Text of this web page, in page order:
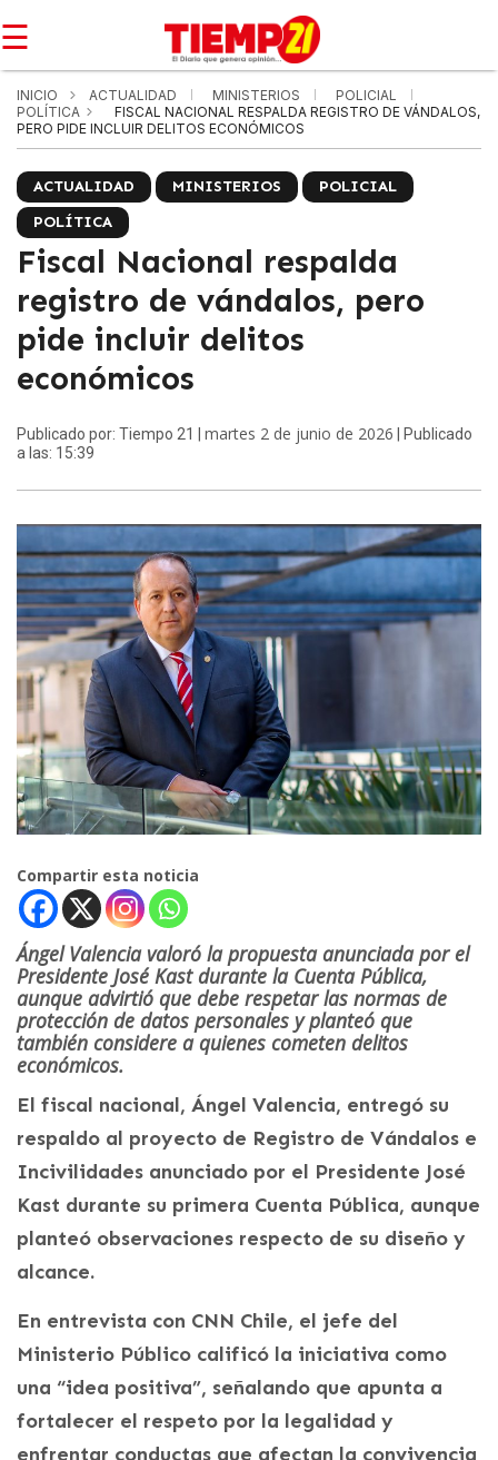
☰
INICIO ACTUALIDAD MINISTERIOS
POLICIAL
POLÍTICA
FISCAL NACIONAL RESPALDA REGISTRO DE VÁNDALOS,
PERO PIDE INCLUIR DELITOS ECONÓMICOS
ACTUALIDAD MINISTERIOS
POLICIAL
POLÍTICA
Fiscal Nacional respalda
registro de vándalos, pero
pide incluir delitos
económicos
Publicado por: Tiempo 21 | martes 2 de junio de 2026 | Publicado
a las: 15:39
Compartir esta noticia
Ángel Valencia valoró la propuesta anunciada por el
Presidente José Kast durante la Cuenta Pública,
aunque advirtió que debe respetar las normas de
protección de datos personales y planteó que
también considere a quienes cometen delitos
económicos.
El fiscal nacional, Ángel Valencia, entregó su
respaldo al proyecto de Registro de Vándalos e
Incivilidades anunciado por el Presidente José
Kast durante su primera Cuenta Pública, aunque
planteó observaciones respecto de su diseño y
alcance.
En entrevista con CNN Chile, el jefe del
Ministerio Público calificó la iniciativa como
una “idea positiva”, señalando que apunta a
fortalecer el respeto por la legalidad y
enfrentar conductas que afectan la convivencia